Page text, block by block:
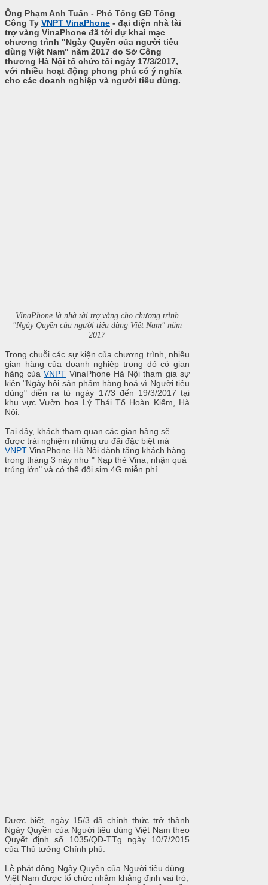
Ông Phạm Anh Tuấn - Phó Tổng GĐ Tổng
Công Ty VNPT VinaPhone - đại diện nhà tài
trợ vàng VinaPhone đã tới dự khai mạc
chương trình "Ngày Quyền của người tiêu
dùng Việt Nam" năm 2017 do Sở Công
thương Hà Nội tổ chức tối ngày 17/3/2017,
với nhiều hoạt động phong phú có ý nghĩa
cho các doanh nghiệp và người tiêu dùng.
VinaPhone là nhà tài trợ vàng cho chương trình
"Ngày Quyền của người tiêu dùng Việt Nam" năm
2017
Trong chuỗi các sự kiện của chương trình, nhiều
gian hàng của doanh nghiệp trong đó có gian
hàng củaVNPT VinaPhone Hà Nội tham gia sự
kiện "Ngày hội sản phẩm hàng hoá vì Người tiêu
dùng" diễn ra từ ngày 17/3 đến 19/3/2017 tại
khu vực Vườn hoa Lý Thái Tổ Hoàn Kiếm, Hà
Nội.
Tại đây, khách tham quan các gian hàng sẽ
được trải nghiệm những ưu đãi đặc biệt mà
VNPT VinaPhone Hà Nội dành tặng khách hàng
trong tháng 3 này như " Nạp thẻ Vina, nhận quà
trúng lớn" và có thể đổi sim 4G miễn phí ...
Được biết, ngày 15/3 đã chính thức trở thành
Ngày Quyền của Người tiêu dùng Việt Nam theo
Quyết định số 1035/QĐ-TTg ngày 10/7/2015
của Thủ tướng Chính phủ.
Lễ phát động Ngày Quyền của Người tiêu dùng
Việt Nam được tổ chức nhằm khẳng định vai trò,